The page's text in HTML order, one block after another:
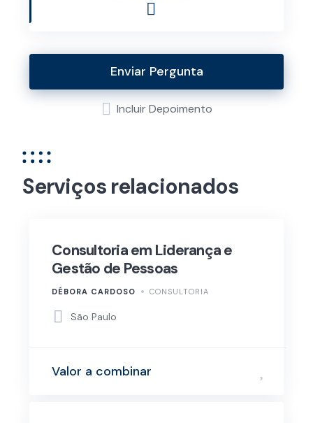
Enviar Pergunta
Incluir Depoimento
Serviços relacionados
Consultoria em Liderança e
Gestão de Pessoas
DÉBORA CARDOSO CONSULTORIA
São Paulo
Valor a combinar